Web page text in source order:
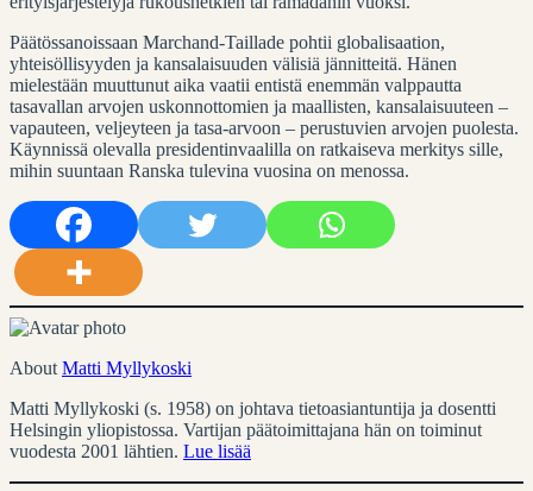
Päätössanoissaan Marchand-Taillade pohtii globalisaation,
yhteisöllisyyden ja kansalaisuuden välisiä jännitteitä. Hänen
mielestään muuttunut aika vaatii entistä enemmän valppautta
tasavallan arvojen uskonnottomien ja maallisten, kansalaisuuteen –
vapauteen, veljeyteen ja tasa-arvoon – perustuvien arvojen puolesta.
Käynnissä olevalla presidentinvaalilla on ratkaiseva merkitys sille,
mihin suuntaan Ranska tulevina vuosina on menossa.
About Matti Myllykoski
Matti Myllykoski (s. 1958) on johtava tietoasiantuntija ja dosentti
Helsingin yliopistossa. Vartijan päätoimittajana hän on toiminut
vuodesta 2001 lähtien. Lue lisää